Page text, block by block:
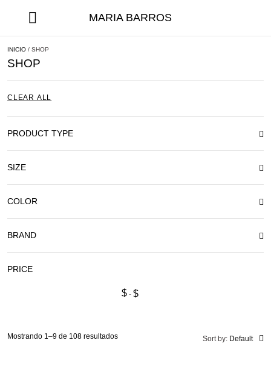
MARIA BARROS
INICIO / SHOP
SHOP
CLEAR ALL
PRODUCT TYPE
SIZE
COLOR
BRAND
PRICE
$ $
Sort by: Default
Mostrando 1–9 de 108 resultados